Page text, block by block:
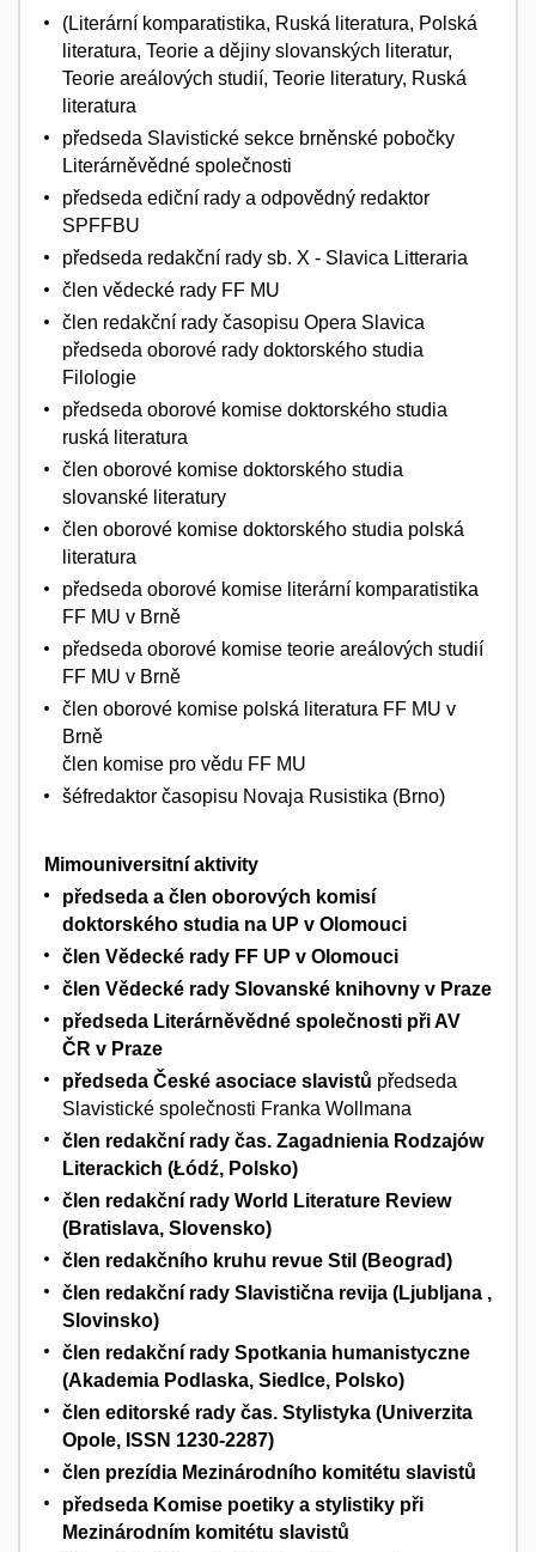
(Literární komparatistika, Ruská literatura, Polská
literatura, Teorie a dějiny slovanských literatur,
Teorie areálových studií, Teorie literatury, Ruská
literatura
předseda Slavistické sekce brněnské pobočky
Literárněvědné společnosti
předseda ediční rady a odpovědný redaktor
SPFFBU
předseda redakční rady sb. X - Slavica Litteraria
člen vědecké rady FF MU
člen redakční rady časopisu Opera Slavica
předseda oborové rady doktorského studia
Filologie
předseda oborové komise doktorského studia
ruská literatura
člen oborové komise doktorského studia
slovanské literatury
člen oborové komise doktorského studia polská
literatura
předseda oborové komise literární komparatistika
FF MU v Brně
předseda oborové komise teorie areálových studií
FF MU v Brně
člen oborové komise polská literatura FF MU v
Brně
člen komise pro vědu FF MU
šéfredaktor časopisu Novaja Rusistika (Brno)
Mimouniversitní aktivity
předseda a člen oborových komisí
doktorského studia na UP v Olomouci
člen Vědecké rady FF UP v Olomouci
člen Vědecké rady Slovanské knihovny v Praze
předseda Literárněvědné společnosti při AV
ČR v Praze
předseda České asociace slavistů předseda
Slavistické společnosti Franka Wollmana
člen redakční rady čas. Zagadnienia Rodzajów
Literackich (Łódź, Polsko)
člen redakční rady World Literature Review
(Bratislava, Slovensko)
člen redakčního kruhu revue Stil (Beograd)
člen redakční rady Slavistična revija (Ljubljana ,
Slovinsko)
člen redakční rady Spotkania humanistyczne
(Akademia Podlaska, Siedlce, Polsko)
člen editorské rady čas. Stylistyka (Univerzita
Opole, ISSN 1230-2287)
člen prezídia Mezinárodního komitétu slavistů
předseda Komise poetiky a stylistiky při
Mezinárodním komitétu slavistů